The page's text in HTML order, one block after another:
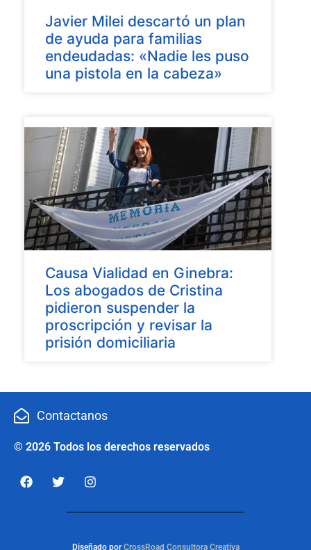
Javier Milei descartó un plan
de ayuda para familias
endeudadas: «Nadie les puso
una pistola en la cabeza»
Causa Vialidad en Ginebra:
Los abogados de Cristina
pidieron suspender la
proscripción y revisar la
prisión domiciliaria
Contactanos
© 2026 Todos los derechos reservados
Diseñado porCrossRoad Consultora Creativa